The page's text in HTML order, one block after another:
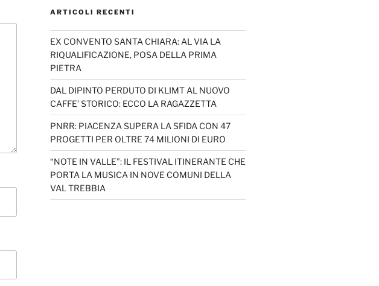
ARTICOLI RECENTI
EX CONVENTO SANTA CHIARA: AL VIA LA
RIQUALIFICAZIONE, POSA DELLA PRIMA
PIETRA
DAL DIPINTO PERDUTO DI KLIMT AL NUOVO
CAFFE’ STORICO: ECCO LA RAGAZZETTA
PNRR: PIACENZA SUPERA LA SFIDA CON 47
PROGETTI PER OLTRE 74 MILIONI DI EURO
“NOTE IN VALLE”: IL FESTIVAL ITINERANTE CHE
PORTA LA MUSICA IN NOVE COMUNI DELLA
VAL TREBBIA